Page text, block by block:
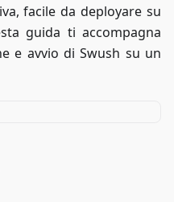
facile da deployare su
guida ti accompagna
e avvio di Swush su un